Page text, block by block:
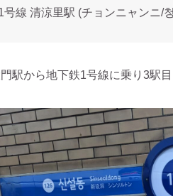
号線 清涼里駅 (チョンニャンニ/
駅から地下鉄1号線に乗り3駅